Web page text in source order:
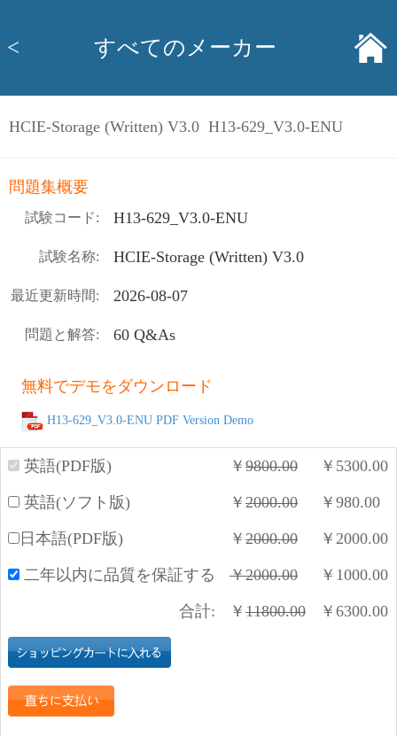
< すべてのメーカー
HCIE-Storage (Written) V3.0 H13-629_V3.0-ENU
問題集概要
試験コード: H13-629_V3.0-ENU
試験名称: HCIE-Storage (Written) V3.0
最近更新時間: 2026-08-07
問題と解答: 60 Q&As
無料でデモをダウンロード
H13-629_V3.0-ENU PDF Version Demo
英語(PDF版) ￥ 9800.00 ￥ 5300.00
英語(ソフト版) ￥ 2000.00 ￥ 980.00
日本語(PDF版) ￥ 2000.00 ￥ 2000.00
二年以内に品質を保証する ￥2000.00 ￥ 1000.00
合計: ￥ 11800.00 ￥ 6300.00